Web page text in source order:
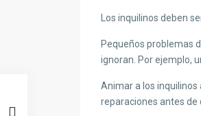
Los inquilinos deben
Pequeños problemas
ignoran. Por ejemplo,
Animar a los
reparaciones antes de